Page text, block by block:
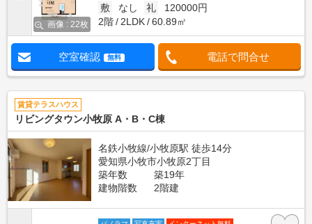
画像 : 22枚
敷
なし 礼
120000円
2階
2LDK 60.89㎡
空室確認 無料 電話で問合せ
賃貸テラスハウス
リビングタウン小牧原 A・B・C棟
名鉄小牧線/小牧原駅 徒歩14分
愛知県小牧市小牧原2丁目
築年数
築19年
建物階数
2階建